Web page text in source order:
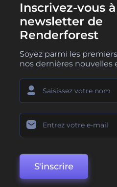
Inscrivez-vous
newsletter de
Renderforest
Soyez parmi les
nos dernières nouvelles
S'inscrire